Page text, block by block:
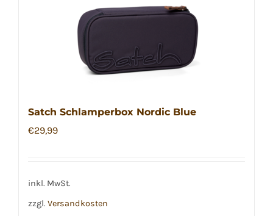
Satch Schlamperbox Nordic Blue
€29,99
inkl. MwSt.
zzgl. Versandkosten